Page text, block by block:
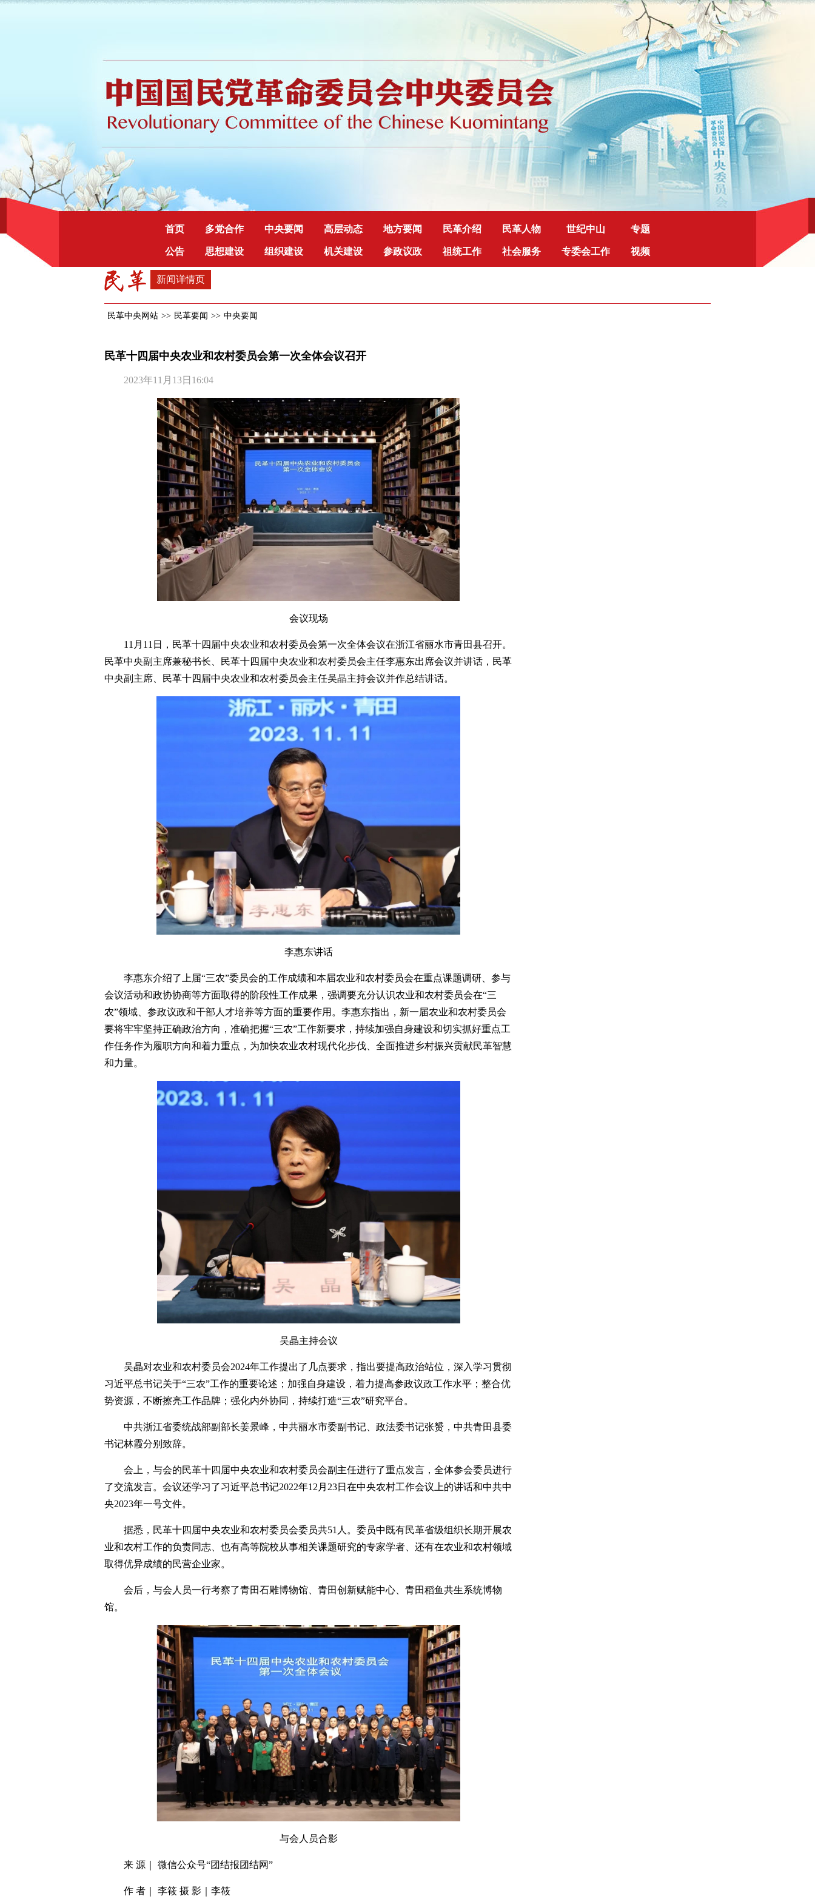
首页 多党合作 中央要闻 高层动态 地方要闻 民革介绍 民革人物 世纪中山 专题
公告 思想建设 组织建设 机关建设 参政议政 祖统工作 社会服务 专委会工作 视频
新闻详情页
民革中央网站 >> 民革要闻 >> 中央要闻
民革十四届中央农业和农村委员会第一次全体会议召开
2023年11月13日16:04
会议现场
11月11日，民革十四届中央农业和农村委员会第一次全体会议在浙江省丽水市青田县召开。
民革中央副主席兼秘书长、民革十四届中央农业和农村委员会主任李惠东出席会议并讲话，民革
中央副主席、民革十四届中央农业和农村委员会主任吴晶主持会议并作总结讲话。
李惠东讲话
李惠东介绍了上届“三农”委员会的工作成绩和本届农业和农村委员会在重点课题调研、参与
会议活动和政协协商等方面取得的阶段性工作成果，强调要充分认识农业和农村委员会在“三
农”领域、参政议政和干部人才培养等方面的重要作用。李惠东指出，新一届农业和农村委员会
要将牢牢坚持正确政治方向，准确把握“三农”工作新要求，持续加强自身建设和切实抓好重点工
作任务作为履职方向和着力重点，为加快农业农村现代化步伐、全面推进乡村振兴贡献民革智慧
和力量。
吴晶主持会议
吴晶对农业和农村委员会2024年工作提出了几点要求，指出要提高政治站位，深入学习贯彻
习近平总书记关于“三农”工作的重要论述；加强自身建设，着力提高参政议政工作水平；整合优
势资源，不断擦亮工作品牌；强化内外协同，持续打造“三农”研究平台。
中共浙江省委统战部副部长姜景峰，中共丽水市委副书记、政法委书记张赟，中共青田县委
书记林霞分别致辞。
会上，与会的民革十四届中央农业和农村委员会副主任进行了重点发言，全体参会委员进行
了交流发言。会议还学习了习近平总书记2022年12月23日在中央农村工作会议上的讲话和中共中
央2023年一号文件。
据悉，民革十四届中央农业和农村委员会委员共51人。委员中既有民革省级组织长期开展农
业和农村工作的负责同志、也有高等院校从事相关课题研究的专家学者、还有在农业和农村领域
取得优异成绩的民营企业家。
会后，与会人员一行考察了青田石雕博物馆、青田创新赋能中心、青田稻鱼共生系统博物
馆。
与会人员合影
来 源｜ 微信公众号“团结报团结网”
作 者｜ 李筱 摄 影｜李筱